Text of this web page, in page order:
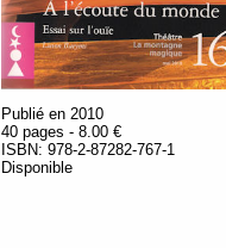
Publié en 2010
40 pages - 8.00 €
ISBN: 978-2-87282-767-1
Disponible